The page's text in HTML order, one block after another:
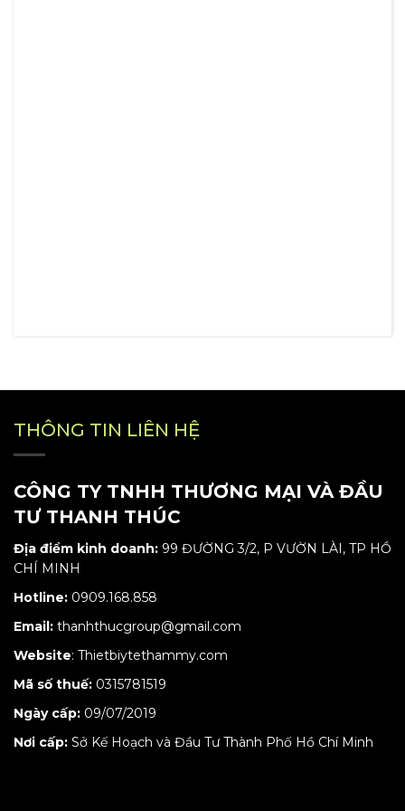
THÔNG TIN LIÊN HỆ
CÔNG TY TNHH THƯƠNG MẠI VÀ ĐẦU
TƯ THANH THÚC
Địa điểm kinh doanh: 99 ĐƯỜNG 3/2, P VƯỜN LÀI, TP HỒ
CHÍ MINH
Hotline: 0909.168.858
Email: thanhthucgroup@gmail.com
Website: Thietbiytethammy.com
Mã số thuế: 0315781519
Ngày cấp: 09/07/2019
Nơi cấp: Sở Kế Hoạch và Đầu Tư Thành Phố Hồ Chí Minh